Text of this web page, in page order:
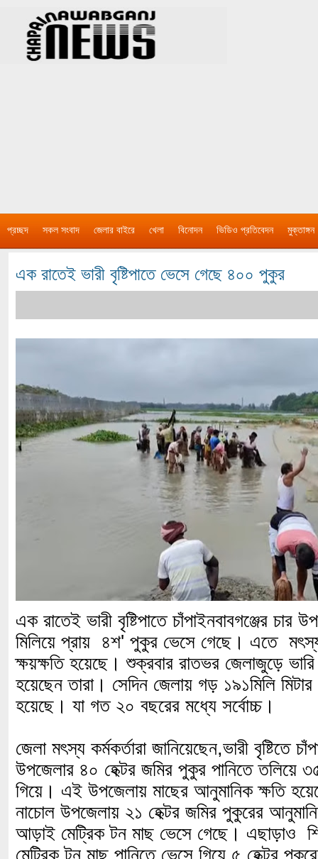
প্রচ্ছদ সকল সংবাদ জেলার বাইরে খেলা বিনোদন ভিডিও প্রতিবেদন মুক্তাঙ্গন
এক রাতেই ভারী বৃষ্টিপাতে ভেসে গেছে ৪০০ পুকুর
এক রাতেই ভারী বৃষ্টিপাতে চাঁপাইনবাবগঞ্জের
মিলিয়ে প্রায় ৪শ' পুকুর ভেসে গেছে। এতে মৎস্য
ক্ষয়ক্ষতি হয়েছে। শুক্রবার রাতভর জেলাজুড়ে ভারি
হয়েছেন তারা। সেদিন জেলায় গড় ১৯১মিলি মিটার
হয়েছে। যা গত ২০ বছরের মধ্যে সর্বোচ্চ।
জেলা মৎস্য কর্মকর্তারা জানিয়েছেন,ভারী বৃষ্টিতে
উপজেলার ৪০ হেক্টর জমির পুকুর পানিতে তলিয়ে
গিয়ে। এই উপজেলায় মাছের আনুমানিক ক্ষতি
নাচোল উপজেলায় ২১ হেক্টর জমির পুকুরের
আড়াই মেট্রিক টন মাছ ভেসে গেছে। এছাড়াও
মেট্রিক টন মাছ পানিতে ভেসে গিয়ে ৫ হেক্টর